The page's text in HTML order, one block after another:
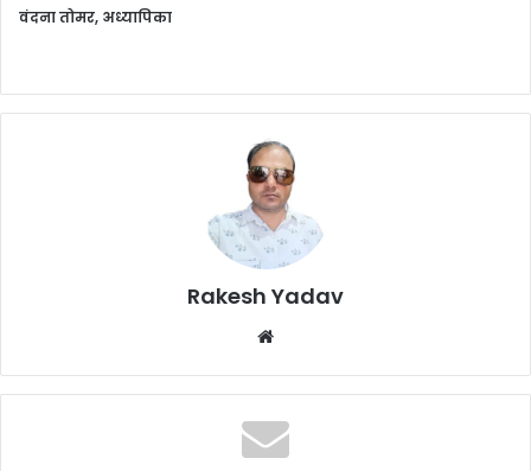
वंदना तोमर, अध्यापिका
Rakesh Yadav
b
s
i